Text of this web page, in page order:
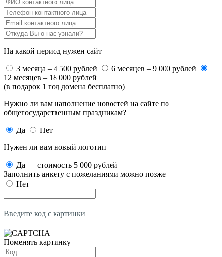
На какой период нужен сайт
3 месяца – 4 500 рублей
6 месяцев – 9 000 рублей
12 месяцев – 18 000 рублей
(в подарок 1 год домена бесплатно)
Нужно ли вам наполнение новостей на сайте по
общегосударственным праздникам?
Да
Нет
Нужен ли вам новый логотип
Да — стоимость 5 000 рублей
Заполнить анкету с пожеланиями можно позже
Нет
Введите код с картинки
Поменять картинку